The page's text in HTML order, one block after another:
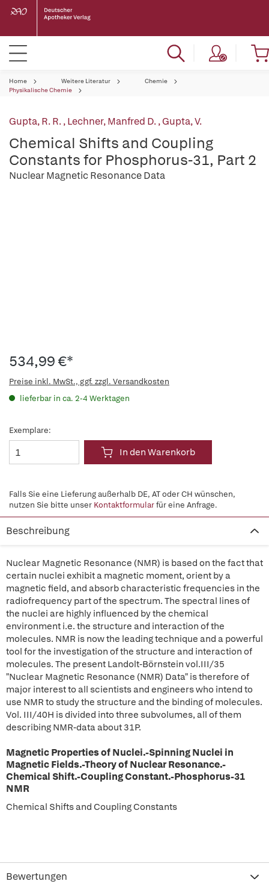
Home Weitere Literatur
Chemie
Physikalische Chemie
Gupta, R. R.,Lechner, Manfred D.,Gupta, V.
Chemical Shifts and Coupling
Constants for Phosphorus-31, Part 2
Nuclear Magnetic Resonance Data
534,99 €*
Preise inkl. MwSt., ggf. zzgl. Versandkosten
lieferbar in ca. 2-4 Werktagen
Exemplare:
In den Warenkorb
Falls Sie eine Lieferung außerhalb DE, AT oder CH wünschen,
nutzen Sie bitte unser Kontaktformularfür eine Anfrage.
Beschreibung
Nuclear Magnetic Resonance (NMR) is based on the fact that
certain nuclei exhibit a magnetic moment, orient by a
magnetic field, and absorb characteristic frequencies in the
radiofrequency part of the spectrum. The spectral lines of
the nuclei are highly influenced by the chemical
environment i.e. the structure and interaction of the
molecules. NMR is now the leading technique and a powerful
tool for the investigation of the structure and interaction of
molecules. The present Landolt-Börnstein vol.III/35
"Nuclear Magnetic Resonance (NMR) Data" is therefore of
major interest to all scientists and engineers who intend to
use NMR to study the structure and the binding of molecules.
Vol. III/40H is divided into three subvolumes, all of them
describing NMR-data about 31P.
Magnetic Properties of Nuclei.-Spinning Nuclei in
Magnetic Fields.-Theory of Nuclear Resonance.-
Chemical Shift.-Coupling Constant.-Phosphorus-31
NMR
Chemical Shifts and Coupling Constants
Bewertungen